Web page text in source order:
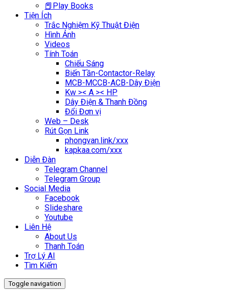
📕Play Books
Tiện Ích
Trắc Nghiệm Kỹ Thuật Điện
Hình Ảnh
Videos
Tính Toán
Chiếu Sáng
Biến Tần-Contactor-Relay
MCB-MCCB-ACB-Dây Điện
Kw >< A >< HP
Dây Điện & Thanh Đồng
Đổi Đơn vị
Web – Desk
Rút Gọn Link
phongvan.link/xxx
kapkaa.com/xxx
Diễn Đàn
Telegram Channel
Telegram Group
Social Media
Facebook
Slideshare
Youtube
Liên Hệ
About Us
Thanh Toán
Trợ Lý AI
Tìm Kiếm
Toggle navigation